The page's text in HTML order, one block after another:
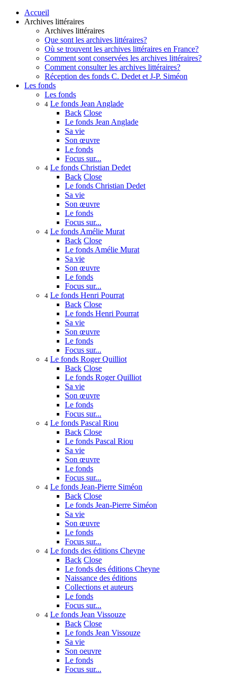
Accueil
Archives littéraires
Archives littéraires
Que sont les archives littéraires?
Où se trouvent les archives littéraires en France?
Comment sont conservées les archives littéraires?
Comment consulter les archives littéraires?
Réception des fonds C. Dedet et J-P. Siméon
Les fonds
Les fonds
4 Le fonds Jean Anglade
Back Close
Le fonds Jean Anglade
Sa vie
Son œuvre
Le fonds
Focus sur...
4 Le fonds Christian Dedet
Back Close
Le fonds Christian Dedet
Sa vie
Son œuvre
Le fonds
Focus sur...
4 Le fonds Amélie Murat
Back Close
Le fonds Amélie Murat
Sa vie
Son œuvre
Le fonds
Focus sur...
4 Le fonds Henri Pourrat
Back Close
Le fonds Henri Pourrat
Sa vie
Son œuvre
Le fonds
Focus sur...
4 Le fonds Roger Quilliot
Back Close
Le fonds Roger Quilliot
Sa vie
Son œuvre
Le fonds
Focus sur...
4 Le fonds Pascal Riou
Back Close
Le fonds Pascal Riou
Sa vie
Son œuvre
Le fonds
Focus sur...
4 Le fonds Jean-Pierre Siméon
Back Close
Le fonds Jean-Pierre Siméon
Sa vie
Son œuvre
Le fonds
Focus sur...
4 Le fonds des éditions Cheyne
Back Close
Le fonds des éditions Cheyne
Naissance des éditions
Collections et auteurs
Le fonds
Focus sur...
4 Le fonds Jean Vissouze
Back Close
Le fonds Jean Vissouze
Sa vie
Son oeuvre
Le fonds
Focus sur...